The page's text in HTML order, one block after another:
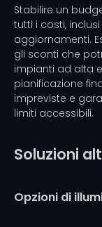
Stabilire un
tutti i costi,
aggiornamenti.
gli sconti che
impianti ad alta
pianificazione
impreviste e
limiti accessibili.
Soluzioni
Opzioni di